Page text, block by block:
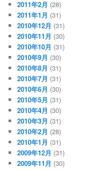
2011年2月 (28)
2011年1月 (31)
2010年12月 (31)
2010年11月 (30)
2010年10月 (31)
2010年9月 (30)
2010年8月 (31)
2010年7月 (31)
2010年6月 (30)
2010年5月 (31)
2010年4月 (30)
2010年3月 (31)
2010年2月 (28)
2010年1月 (31)
2009年12月 (31)
2009年11月 (30)